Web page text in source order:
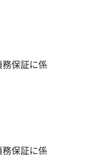
保証に係
保証に係